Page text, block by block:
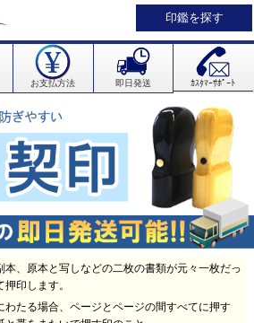
印鑑を探す
お支払方法 即日発送 ｶｽﾀﾏｰｻﾎﾟｰﾄ
、原本と写しなどの二枚の書類が元々一枚だっ
印します。
わたる場合、ページとページの間すべてに押す